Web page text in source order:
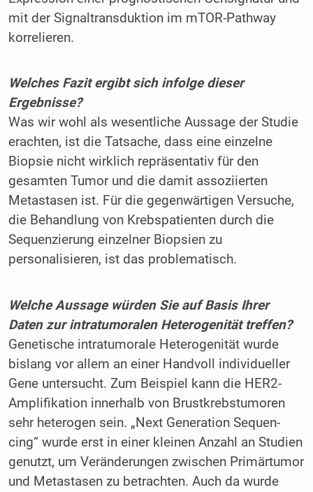
mit der Signaltransduktion im mTOR-Pathway
korrelieren.
Welches Fazit ergibt sich infolge dieser
Ergebnisse?
Was wir wohl als wesentliche Aussage der Studie
erachten, ist die Tatsache, dass eine einzelne
Biopsie nicht wirklich repräsentativ für den
gesamten Tumor und die damit assoziierten
Metastasen ist. Für die gegenwärtigen Versuche,
die Behandlung von Krebspatienten durch die
Sequenzierung einzelner Biopsien zu
personalisieren, ist das problematisch.
Welche Aussage würden Sie auf Basis Ihrer
Daten zur intratumoralen Heterogenität treffen?
Genetische intratumorale Heterogenität wurde
bislang vor allem an einer Handvoll individueller
Gene untersucht. Zum Beispiel kann die HER2-
Amplifikation innerhalb von Brustkrebstumoren
sehr heterogen sein. „Next Generation Sequen­
cing“ wurde erst in einer kleinen Anzahl an Studien
genutzt, um Veränderungen zwischen Primärtumor
und Metastasen zu betrachten. Auch da wurde